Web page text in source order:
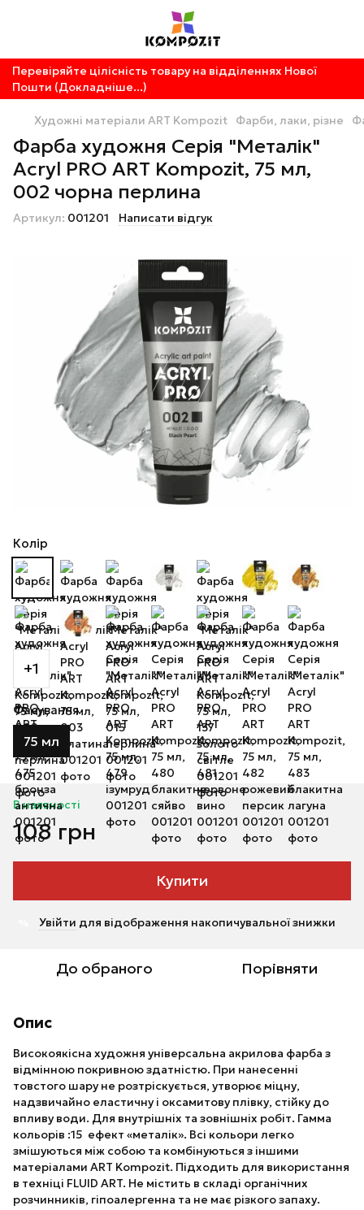
Перевіряйте цілісність товару на відділеннях Нової
Пошти (Докладніше...)
Художні матеріали ART Kompozit Фарби, лаки, різне
Фарба художня Серія "Металік"
Acryl PRO ART Kompozit, 75 мл,
002 чорна перлина
Артикул: 001201 Написати відгук
Колір
+1
Фасування
75 мл
В наявності
108 грн
Купити
Увійти для відображення накопичувальної знижки
До обраного Порівняти
Опис
Високоякісна художня універсальна акрилова фарба з
відмінною покривною здатністю. При нанесенні
товстого шару не розтріскується, утворює міцну,
надзвичайно еластичну і оксамитову плівку, стійку до
впливу води. Для внутрішніх та зовнішніх робіт. Гамма
кольорів :15 ефект «металік». Всі кольори легко
змішуються між собою та комбінуються з іншими
матеріалами ART Kompozit. Підходить для використання
в техніці FLUID ART. Не містить в складі органічних
розчинників, гіпоалергенна та не має різкого запаху.